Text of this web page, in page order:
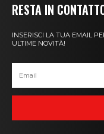
RESTA IN
INSERISCI LA TUA EMAIL
ULTIME NOVITÀ!